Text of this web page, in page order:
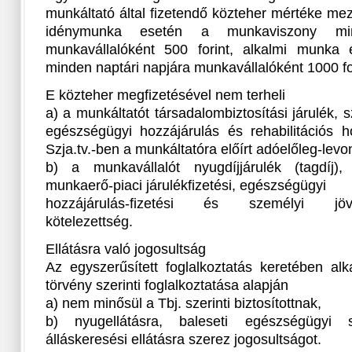
munkáltató által fizetendő közteher mértéke
idénymunka esetén a munkaviszony
munkavállalóként 500 forint, alkalmi munka
minden naptári napjára munkavállalóként 1000
E közteher megfizetésével nem terheli
a) a munkáltatót társadalombiztosítási járulék,
egészségügyi hozzájárulás és rehabilitációs
Szja.tv.-ben a munkáltatóra előírt adóelőleg-
b) a munkavállalót nyugdíjjárulék (tagdíj),
munkaerő-piaci járulékfizetési, egészségügyi
hozzájárulás-fizetési és személyi
kötelezettség.
Ellátásra való jogosultság
Az egyszerűsített foglalkoztatás keretében
törvény szerinti foglalkoztatása alapján
a) nem minősül a Tbj. szerinti biztosítottnak,
b) nyugellátásra, baleseti egészségügyi
álláskeresési ellátásra szerez jogosultságot.